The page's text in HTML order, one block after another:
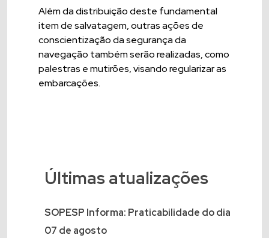
Além da distribuição deste fundamental
item de salvatagem, outras ações de
conscientização da segurança da
navegação também serão realizadas, como
palestras e mutirões, visando regularizar as
embarcações.
Últimas atualizações
SOPESP Informa: Praticabilidade do dia
07 de agosto